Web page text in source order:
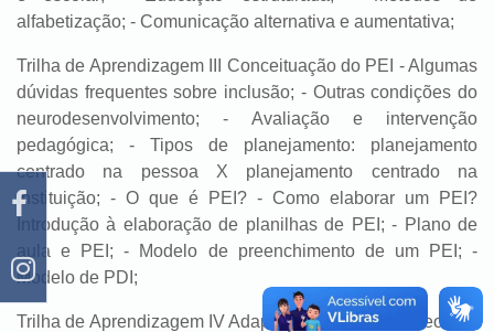
alfabetização; - Comunicação alternativa e aumentativa;
Trilha de Aprendizagem III Conceituação do PEI - Algumas
dúvidas frequentes sobre inclusão; - Outras condições do
neurodesenvolvimento; - Avaliação e intervenção
pedagógica; - Tipos de planejamento: planejamento
centrado na pessoa X planejamento centrado na
instituição; - O que é PEI? - Como elaborar um PEI?
Introdução à elaboração de planilhas de PEI; - Plano de
aula e PEI; - Modelo de preenchimento de um PEI; -
Modelo de PDI;
Trilha de Aprendizagem IV Adaptação de material: Teoria e